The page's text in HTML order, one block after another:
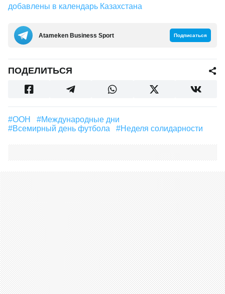
добавлены в календарь Казахстана
Аtameken Business Sport Подписаться
ПОДЕЛИТЬСЯ
#ООН
#международные дни
#всемирный день футбола
#неделя солидарности